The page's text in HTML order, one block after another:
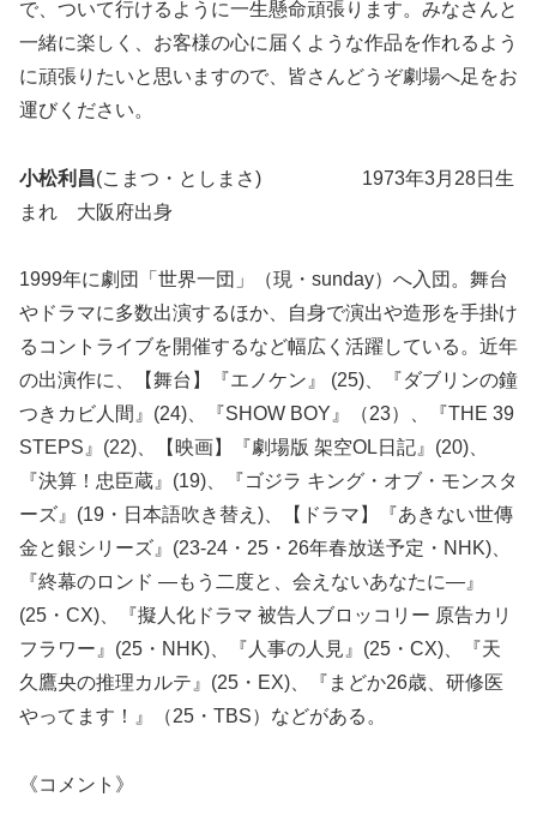
で、ついて行けるように一生懸命頑張ります。みなさんと
一緒に楽しく、お客様の心に届くような作品を作れるよう
に頑張りたいと思いますので、皆さんどうぞ劇場へ足をお
運びください。
小松利昌(こまつ・としまさ) 1973年3月28日生
まれ 大阪府出身
1999年に劇団「世界一団」（現・sunday）へ入団。舞台
やドラマに多数出演するほか、自身で演出や造形を手掛け
るコントライブを開催するなど幅広く活躍している。近年
の出演作に、【舞台】『エノケン』 (25)、『ダブリンの鐘
つきカビ人間』(24)、『SHOW BOY』（23）、『THE 39
STEPS』(22)、【映画】『劇場版 架空OL日記』(20)、
『決算！忠臣蔵』(19)、『ゴジラ キング・オブ・モンスタ
ーズ』(19・日本語吹き替え)、【ドラマ】『あきない世傳
金と銀シリーズ』(23-24・25・26年春放送予定・NHK)、
『終幕のロンド ―もう二度と、会えないあなたに―』
(25・CX)、『擬人化ドラマ 被告人ブロッコリー 原告カリ
フラワー』(25・NHK)、『人事の人見』(25・CX)、『天
久鷹央の推理カルテ』(25・EX)、『まどか26歳、研修医
やってます！』（25・TBS）などがある。
《コメント》